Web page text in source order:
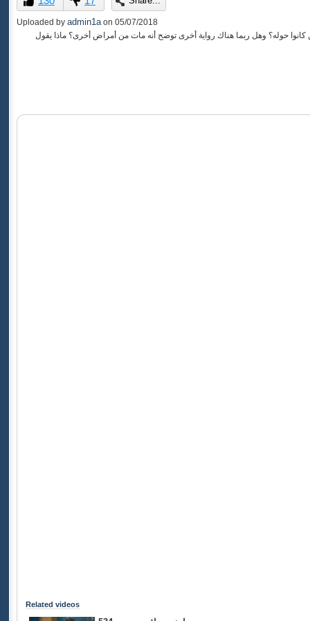
of
0
seconds
Uploaded by admin1a on 05/07/2018
حوله؟ وهل ربما هناك رواية أخرى توضح أنه مات من أمراض أخرى؟ ماذا يقول
Related videos